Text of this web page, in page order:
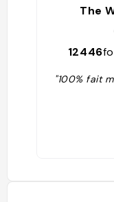
The
12446
"100% fait